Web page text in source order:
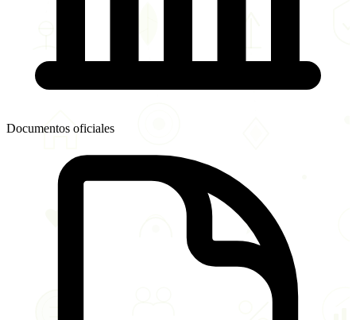
Documentos oficiales